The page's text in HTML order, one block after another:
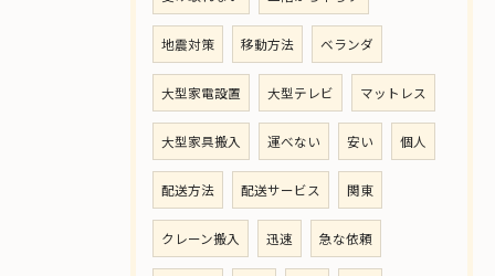
地震対策 移動方法 ベランダ
大型家電設置 大型テレビ マットレス
大型家具搬入 運べない 安い 個人
配送方法 配送サービス 関東
クレーン搬入 迅速 急な依頼